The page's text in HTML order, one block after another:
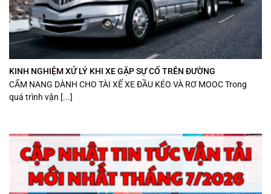
KINH NGHIỆM XỬ LÝ KHI XE GẶP SỰ CỐ TRÊN ĐƯỜNG
CẨM NANG DÀNH CHO TÀI XẾ XE ĐẦU KÉO VÀ RƠ MOOC Trong
quá trình vận [...]